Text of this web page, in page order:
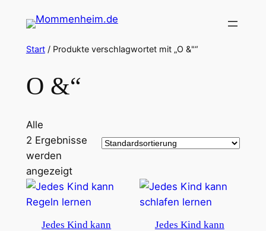
Inhalt
springen
Start/ Produkte verschlagwortet mit „O &"“
O &“
Alle
2 Ergebnisse
werden
angezeigt
Jedes Kind kann
Jedes Kind kann